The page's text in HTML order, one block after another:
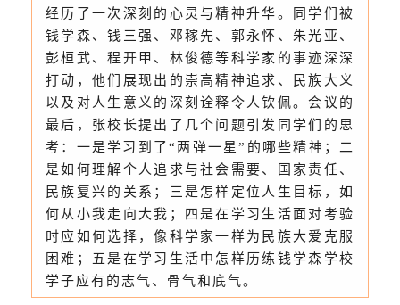
经历了一次深刻的心灵与精神升华。同学们被
钱学森、钱三强、邓稼先、郭永怀、朱光亚、
彭桓武、程开甲、林俊德等科学家的事迹深深
打动，他们展现出的崇高精神追求、民族大义
以及对人生意义的深刻诠释令人钦佩。会议的
最后，张校长提出了几个问题引发同学们的思
考：一是学习到了“两弹一星”的哪些精神；二
是如何理解个人追求与社会需要、国家责任、
民族复兴的关系；三是怎样定位人生目标，如
何从小我走向大我；四是在学习生活面对考验
时应如何选择，像科学家一样为民族大爱克服
困难；五是在学习生活中怎样历练钱学森学校
学子应有的志气、骨气和底气。